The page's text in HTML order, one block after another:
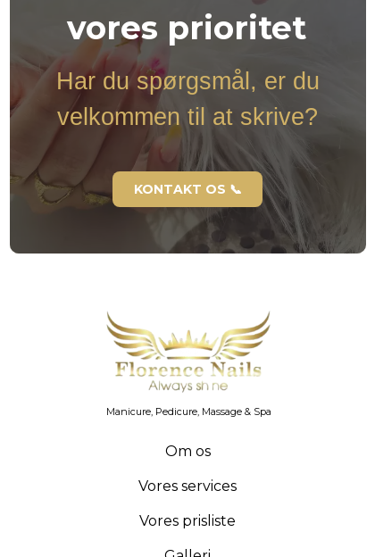
vores prioritet
Har du spørgsmål, er du
velkommen til at skrive?
KONTAKT OS 📞
Manicure, Pedicure, Massage & Spa
Om os
Vores services
Vores prisliste